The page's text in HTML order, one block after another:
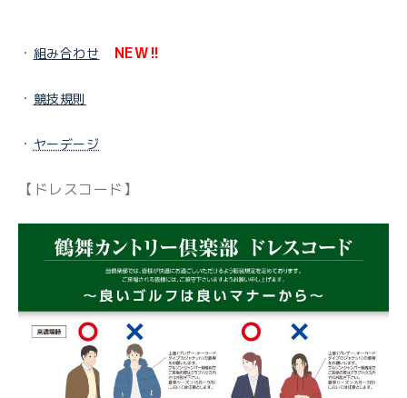
・ 組み合わせ NEW!!
・ 競技規則
・ ヤーデージ
【ドレスコード】